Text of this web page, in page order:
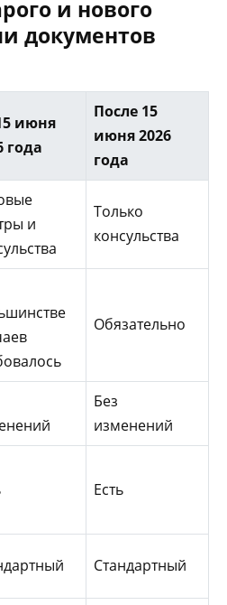
и нового
документов
июня
года
После 15
июня 2026
года
и
Только
консульства
Обязательно
Без
изменений
Есть
Стандартный